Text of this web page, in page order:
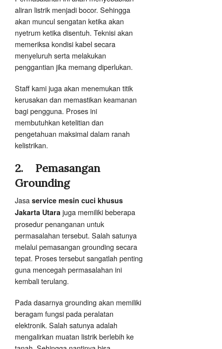
aliran listrik menjadi bocor. Sehingga
akan muncul sengatan ketika akan
nyetrum ketika disentuh. Teknisi akan
memeriksa kondisi kabel secara
menyeluruh serta melakukan
penggantian jika memang diperlukan.
Staff kami juga akan menemukan titik
kerusakan dan memastikan keamanan
bagi pengguna. Proses ini
membutuhkan ketelitian dan
pengetahuan maksimal dalam ranah
kelistrikan.
2. Pemasangan
Grounding
Jasa service mesin cuci khusus
Jakarta Utara juga memiliki beberapa
prosedur penanganan untuk
permasalahan tersebut. Salah satunya
melalui pemasangan grounding secara
tepat. Proses tersebut sangatlah penting
guna mencegah permasalahan ini
kembali terulang.
Pada dasarnya grounding akan memiliki
beragam fungsi pada peralatan
elektronik. Salah satunya adalah
mengalirkan muatan listrik berlebih ke